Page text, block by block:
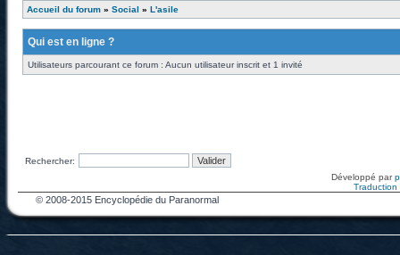
Accueil du forum » Social » L'asile
Qui est en ligne ?
Utilisateurs parcourant ce forum : Aucun utilisateur inscrit et 1 invité
Rechercher:
Développé par
Traduction
© 2008-2015 Encyclopédie du Paranormal